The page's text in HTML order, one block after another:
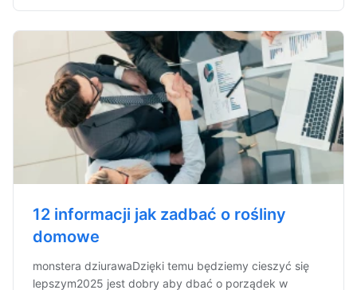
12 informacji jak zadbać o rośliny
domowe
monstera dziurawaDzięki temu będziemy cieszyć się
lepszym2025 jest dobry aby dbać o porządek w